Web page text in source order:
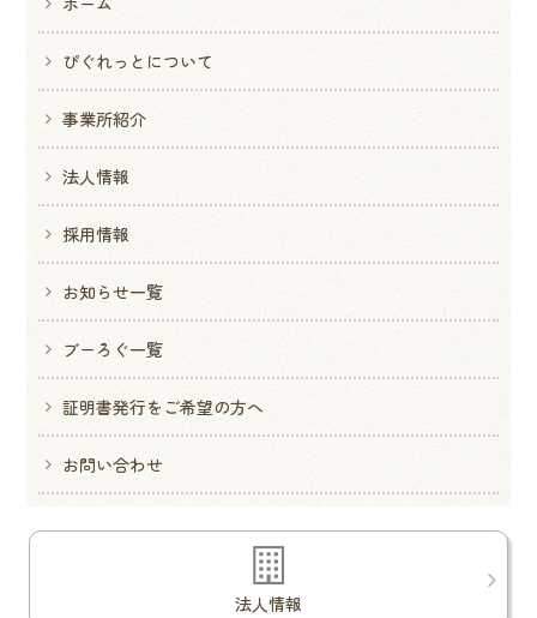
ぴぐれっとについて
事業所紹介
法人情報
採用情報
お知らせ一覧
ブーろぐ一覧
証明書発行をご希望の方へ
お問い合わせ
法人情報